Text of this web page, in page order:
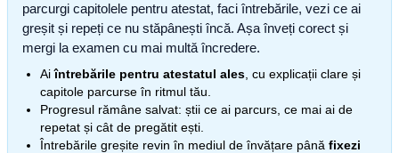
parcurgi capitolele pentru atestat, faci întrebările, vezi ce ai
greșit și repeți ce nu stăpânești încă. Așa înveți corect și
mergi la examen cu mai multă încredere.
Aiîntrebările pentru atestatul ales , cu explicații clare și
capitole parcurse în ritmul tău.
Progresul rămâne salvat: știi ce ai parcurs, ce mai ai de
repetat și cât de pregătit ești.
Întrebările greșite revin în mediul de învățare până fixezi